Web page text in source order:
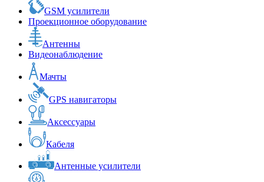
GSM усилители
Проекционное оборудование
Антенны
Видеонаблюдение
Мачты
GPS навигаторы
Аксессуары
Кабеля
Антенные усилители